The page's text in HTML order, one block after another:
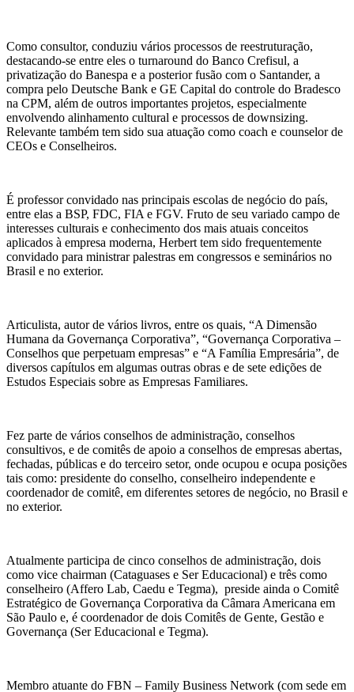
Como consultor, conduziu vários processos de reestruturação,
destacando-se entre eles o turnaround do Banco Crefisul, a
privatização do Banespa e a posterior fusão com o Santander, a
compra pelo Deutsche Bank e GE Capital do controle do Bradesco
na CPM, além de outros importantes projetos, especialmente
envolvendo alinhamento cultural e processos de downsizing.
Relevante também tem sido sua atuação como coach e counselor de
CEOs e Conselheiros.
É professor convidado nas principais escolas de negócio do país,
entre elas a BSP, FDC, FIA e FGV. Fruto de seu variado campo de
interesses culturais e conhecimento dos mais atuais conceitos
aplicados à empresa moderna, Herbert tem sido frequentemente
convidado para ministrar palestras em congressos e seminários no
Brasil e no exterior.
Articulista, autor de vários livros, entre os quais, “A Dimensão
Humana da Governança Corporativa”, “Governança Corporativa –
Conselhos que perpetuam empresas” e “A Família Empresária”, de
diversos capítulos em algumas outras obras e de sete edições de
Estudos Especiais sobre as Empresas Familiares.
Fez parte de vários conselhos de administração, conselhos
consultivos, e de comitês de apoio a conselhos de empresas abertas,
fechadas, públicas e do terceiro setor, onde ocupou e ocupa posições
tais como: presidente do conselho, conselheiro independente e
coordenador de comitê, em diferentes setores de negócio, no Brasil e
no exterior.
Atualmente participa de cinco conselhos de administração, dois
como vice chairman (Cataguases e Ser Educacional) e três como
conselheiro (Affero Lab, Caedu e Tegma), preside ainda o Comitê
Estratégico de Governança Corporativa da Câmara Americana em
São Paulo e, é coordenador de dois Comitês de Gente, Gestão e
Governança (Ser Educacional e Tegma).
Membro atuante do FBN – Family Business Network (com sede em